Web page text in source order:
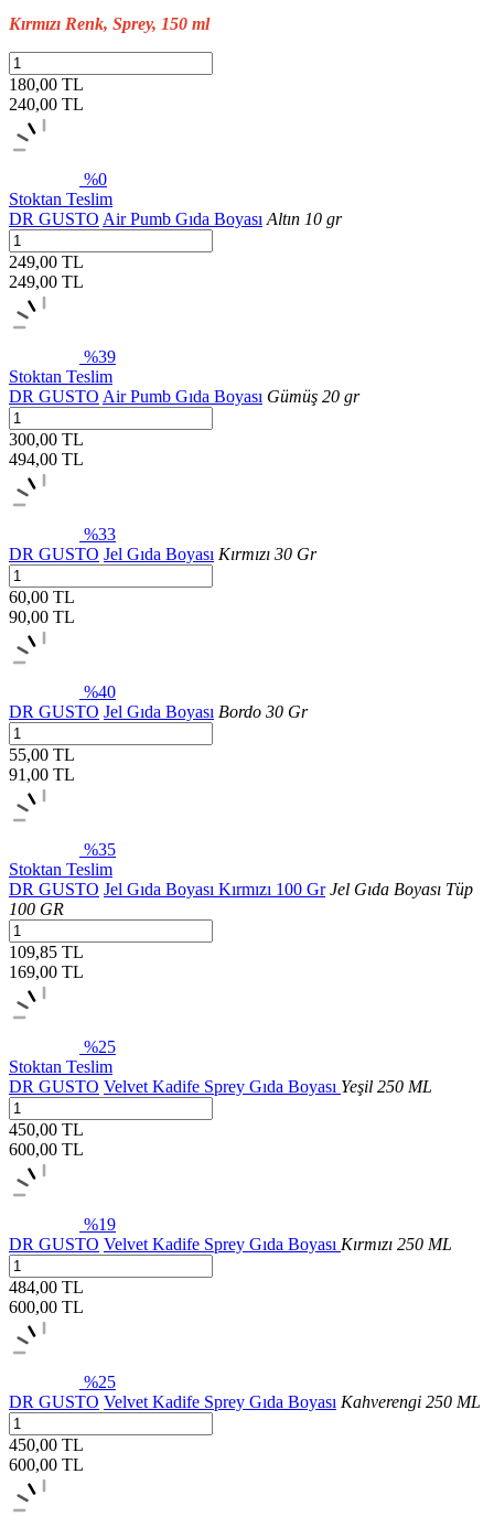
Kırmızı Renk, Sprey, 150 ml
180,00 TL
240,00 TL
%0
Stoktan Teslim
DR GUSTO Air Pumb Gıda Boyası Altın 10 gr
249,00 TL
249,00 TL
%39
Stoktan Teslim
DR GUSTO Air Pumb Gıda Boyası Gümüş 20 gr
300,00 TL
494,00 TL
%33
DR GUSTO Jel Gıda Boyası Kırmızı 30 Gr
60,00 TL
90,00 TL
%40
DR GUSTO Jel Gıda Boyası Bordo 30 Gr
55,00 TL
91,00 TL
%35
Stoktan Teslim
DR GUSTO Jel Gıda Boyası Kırmızı 100 Gr Jel Gıda Boyası Tüp
100 GR
109,85 TL
169,00 TL
%25
Stoktan Teslim
DR GUSTO Velvet Kadife Sprey Gıda Boyası Yeşil 250 ML
450,00 TL
600,00 TL
%19
DR GUSTO Velvet Kadife Sprey Gıda Boyası Kırmızı 250 ML
484,00 TL
600,00 TL
%25
DR GUSTO Velvet Kadife Sprey Gıda Boyası Kahverengi 250 ML
450,00 TL
600,00 TL